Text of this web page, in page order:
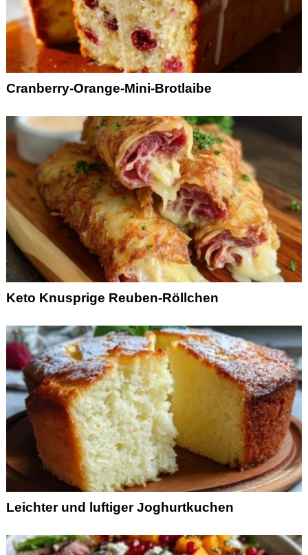
Cranberry-Orange-Mini-Brotlaibe
Keto Knusprige Reuben-Röllchen
Leichter und luftiger Joghurtkuchen